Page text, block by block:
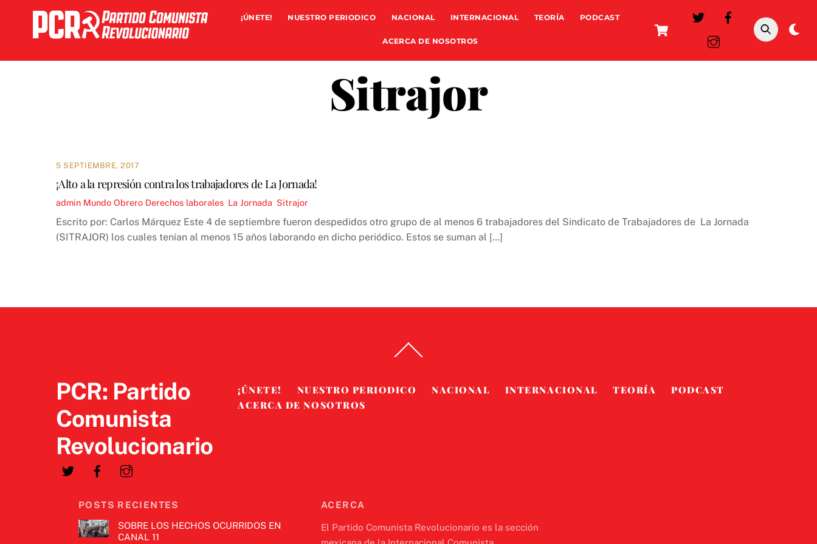
content
Cart
¡ÚNETE! NUESTRO PERIODICO NACIONAL INTERNACIONAL TEORÍA PODCAST
ACERCA DE NOSOTROS
Sitrajor
5 SEPTIEMBRE, 2017
¡Alto a la represión contra los trabajadores de La Jornada!
admin Mundo Obrero Derechos laborales La Jornada Sitrajor
Escrito por: Carlos Márquez Este 4 de septiembre fueron despedidos otro grupo de al menos 6 trabajadores del Sindicato de Trabajadores de La Jornada
(SITRAJOR) los cuales tenían al menos 15 años laborando en dicho periódico. Estos se suman al […]
To
PCR: Partido
Comunista
Revolucionario
¡ÚNETE! NUESTRO PERIODICO NACIONAL INTERNACIONAL TEORÍA
PODCAST
ACERCA DE NOSOTROS
POSTS RECIENTES
SOBRE LOS HECHOS OCURRIDOS EN
CANAL 11
ACERCA
El Partido Comunista Revolucionario es la sección